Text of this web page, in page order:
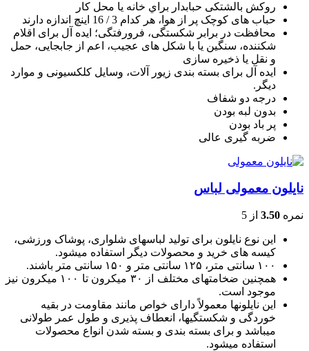
روکش بالشتکی حبابدار براي خانه يا محل کار
حباب های کوچک پر از هوا، هر کدام 3 / 16 اينچ اندازه دارند
محافظت در برابر شکستگی، فرورفتگی؛ ايده آل برای اقلام
شکننده، سنگين يا با شکل های عجيب، اعم از جابجايی، حمل
و نقل يا ذخيره سازی
ایده آل برای بسته بندی زیور آلات، وسایل کلکسیونی و موارد
دیگر.
درجه دو شفاف
بدون لبه بودن
پر باد بودن
ضربه گیری عالی
نایلون معمولی لباس
نمره 3.50 از 5
این نوع نایلون برای تولید لباسهای شلواری، پوشاک ورزشی،
کیسه های خرید و محصولات دیگر استفاده میشود.
۱۰۰ سانتی متر، ۱۲۵ سانتی متر و ۱۵۰ سانتی متر باشند.
همچنین ضخامتهای مختلف از ۳۰ میکرون تا ۱۰۰ میکرون نیز
موجود است.
این نایلونها معمولاً دارای خواص مانند مقاومت در بقیه
خوردگی و شکستگیها، انعطاف پذیری و طول عمر طولانی
میباشد و برای بسته بندی و بسته شدن انواع محصولات
استفاده میشود.